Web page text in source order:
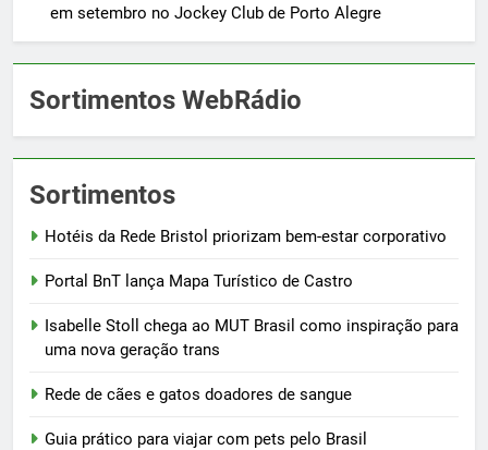
em setembro no Jockey Club de Porto Alegre
Sortimentos WebRádio
Sortimentos
Hotéis da Rede Bristol priorizam bem-estar corporativo
Portal BnT lança Mapa Turístico de Castro
Isabelle Stoll chega ao MUT Brasil como inspiração para
uma nova geração trans
Rede de cães e gatos doadores de sangue
Guia prático para viajar com pets pelo Brasil